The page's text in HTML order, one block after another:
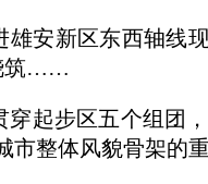
雄安新区东西轴线
筑……
穿起步区五个组团
市整体风貌骨架的重